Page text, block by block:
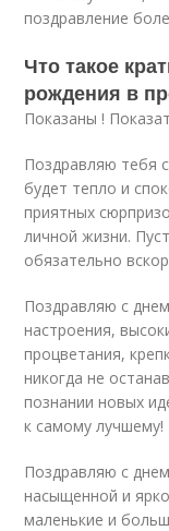
поздравление
Что такое
рождения в
Показаны !
Поздравляю тебя
будет тепло и
приятных
личной жизни.
обязательно
Поздравляю с
настроения,
процветания,
никогда не
познании новых
к самому лучшему!
Поздравляю с
насыщенной и
маленькие и